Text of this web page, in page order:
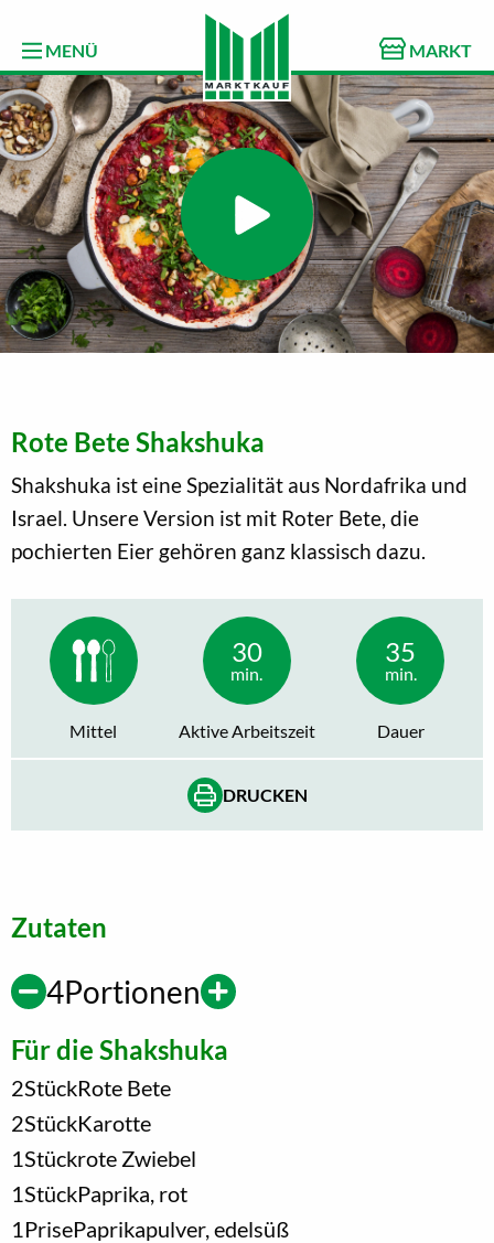
MENÜ MARKT
Rote Bete Shakshuka
Shakshuka ist eine Spezialität aus Nordafrika und
Israel. Unsere Version ist mit Roter Bete, die
pochierten Eier gehören ganz klassisch dazu.
Mittel
30
min.
Aktive Arbeitszeit
35
min.
Dauer
DRUCKEN
Zutaten
4Portionen
Für die Shakshuka
2StückRote Bete
2StückKarotte
1 Stückrote Zwiebel
1 StückPaprika, rot
1 PrisePaprikapulver, edelsüß